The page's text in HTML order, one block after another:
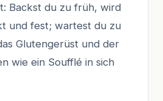
Backst du zu früh, wird
und fest; wartest du zu
Glutengerüst und der
wie ein Soufflé in sich